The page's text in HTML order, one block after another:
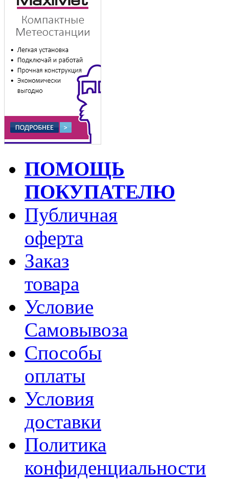
ПОМОЩЬ
ПОКУПАТЕЛЮ
Публичная
оферта
Заказ
товара
Условие
Самовывоза
Способы
оплаты
Условия
доставки
Политика
конфиденциальности